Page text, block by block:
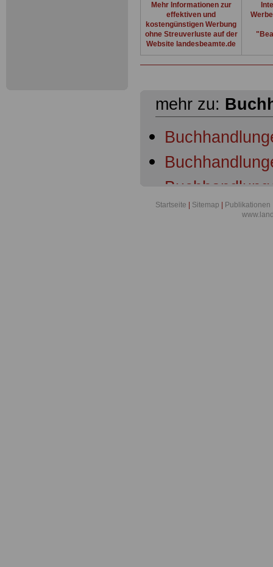
Mehr Informationen zur
effektiven und
kostengünstigen Werbung
ohne Streuverluste auf der
Website landesbeamte.de
mehr zu:
Startseite Sitemap Publikationen